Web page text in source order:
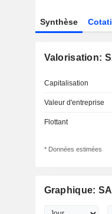
Synthèse
Valorisation:
Capitalisation
Valeur d'entreprise
Flottant
* Données estimées
Graphique: